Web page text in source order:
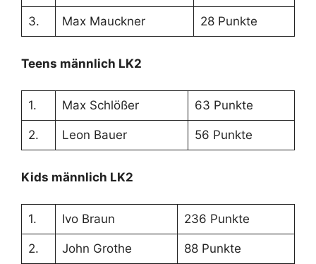
3. Max Mauckner 28 Punkte
Teens männlich LK2
1. Max Schlößer 63 Punkte
2. Leon Bauer 56 Punkte
Kids männlich LK2
1. Ivo Braun 236 Punkte
2. John Grothe 88 Punkte